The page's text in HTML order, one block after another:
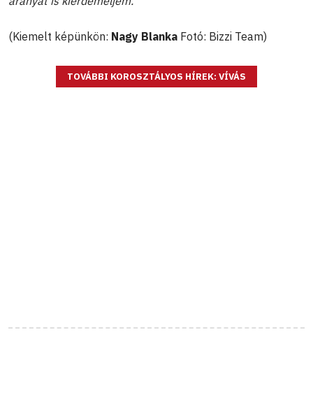
(Kiemelt képünkön: Nagy Blanka Fotó: Bizzi Team)
TOVÁBBI KOROSZTÁLYOS HÍREK: VÍVÁS